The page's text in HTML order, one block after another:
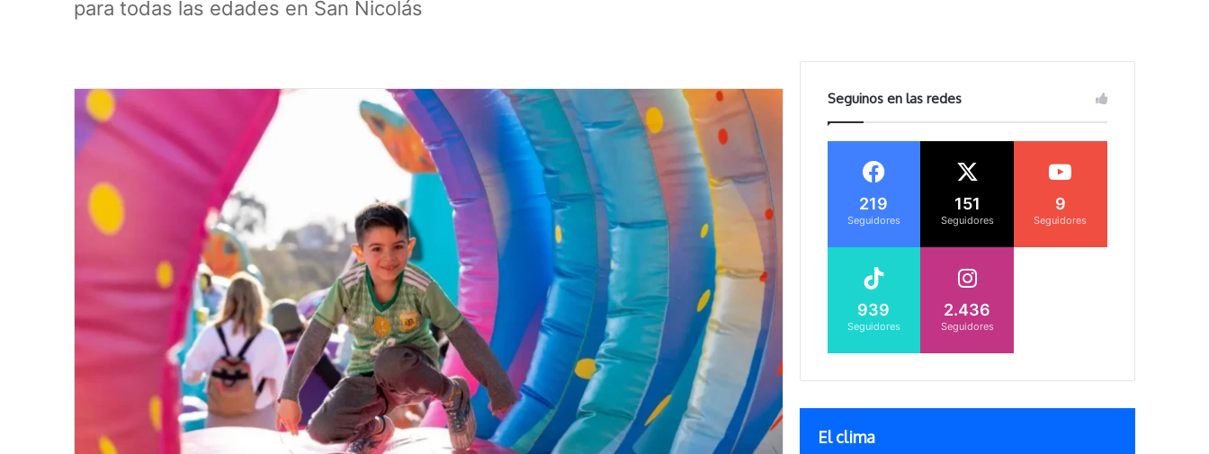
para todas las edades en San Nicolás
Seguinos en las redes
219
Seguidores
151
Seguidores
9
Seguidores
939
Seguidores
2.436
Seguidores
El clima